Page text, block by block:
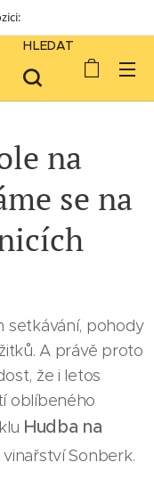
HLEDAT
na
se na
setkávání, pohody
A právě proto
že i letos
oblíbeného
Hudba na
Sonberk.